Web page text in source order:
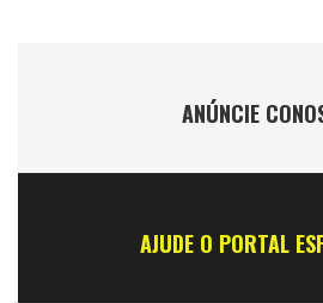
ANÚNCIE
AJUDE O PORTAL